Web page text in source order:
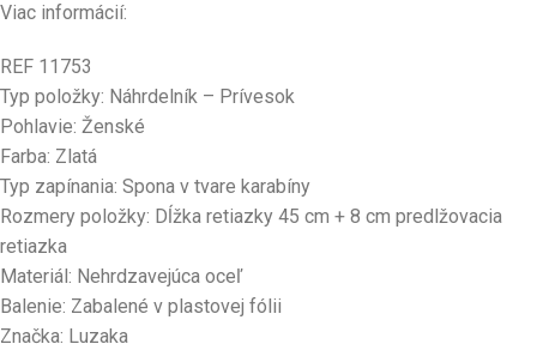
Viac informácií:
REF 11753
Typ položky: Náhrdelník – Prívesok
Pohlavie: Ženské
Farba: Zlatá
Typ zapínania: Spona v tvare karabíny
Rozmery položky: Dĺžka retiazky 45 cm + 8 cm predlžovacia
retiazka
Materiál: Nehrdzavejúca oceľ
Balenie: Zabalené v plastovej fólii
Značka: Luzaka